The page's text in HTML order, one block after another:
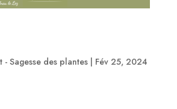
- Sagesse des plantes| Fév 25, 2024